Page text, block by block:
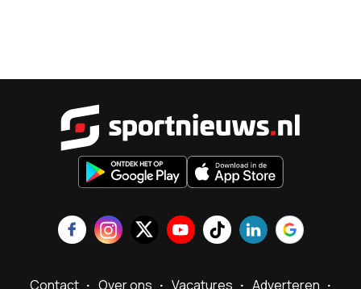
Contact Over ons Vacatures Adverteren